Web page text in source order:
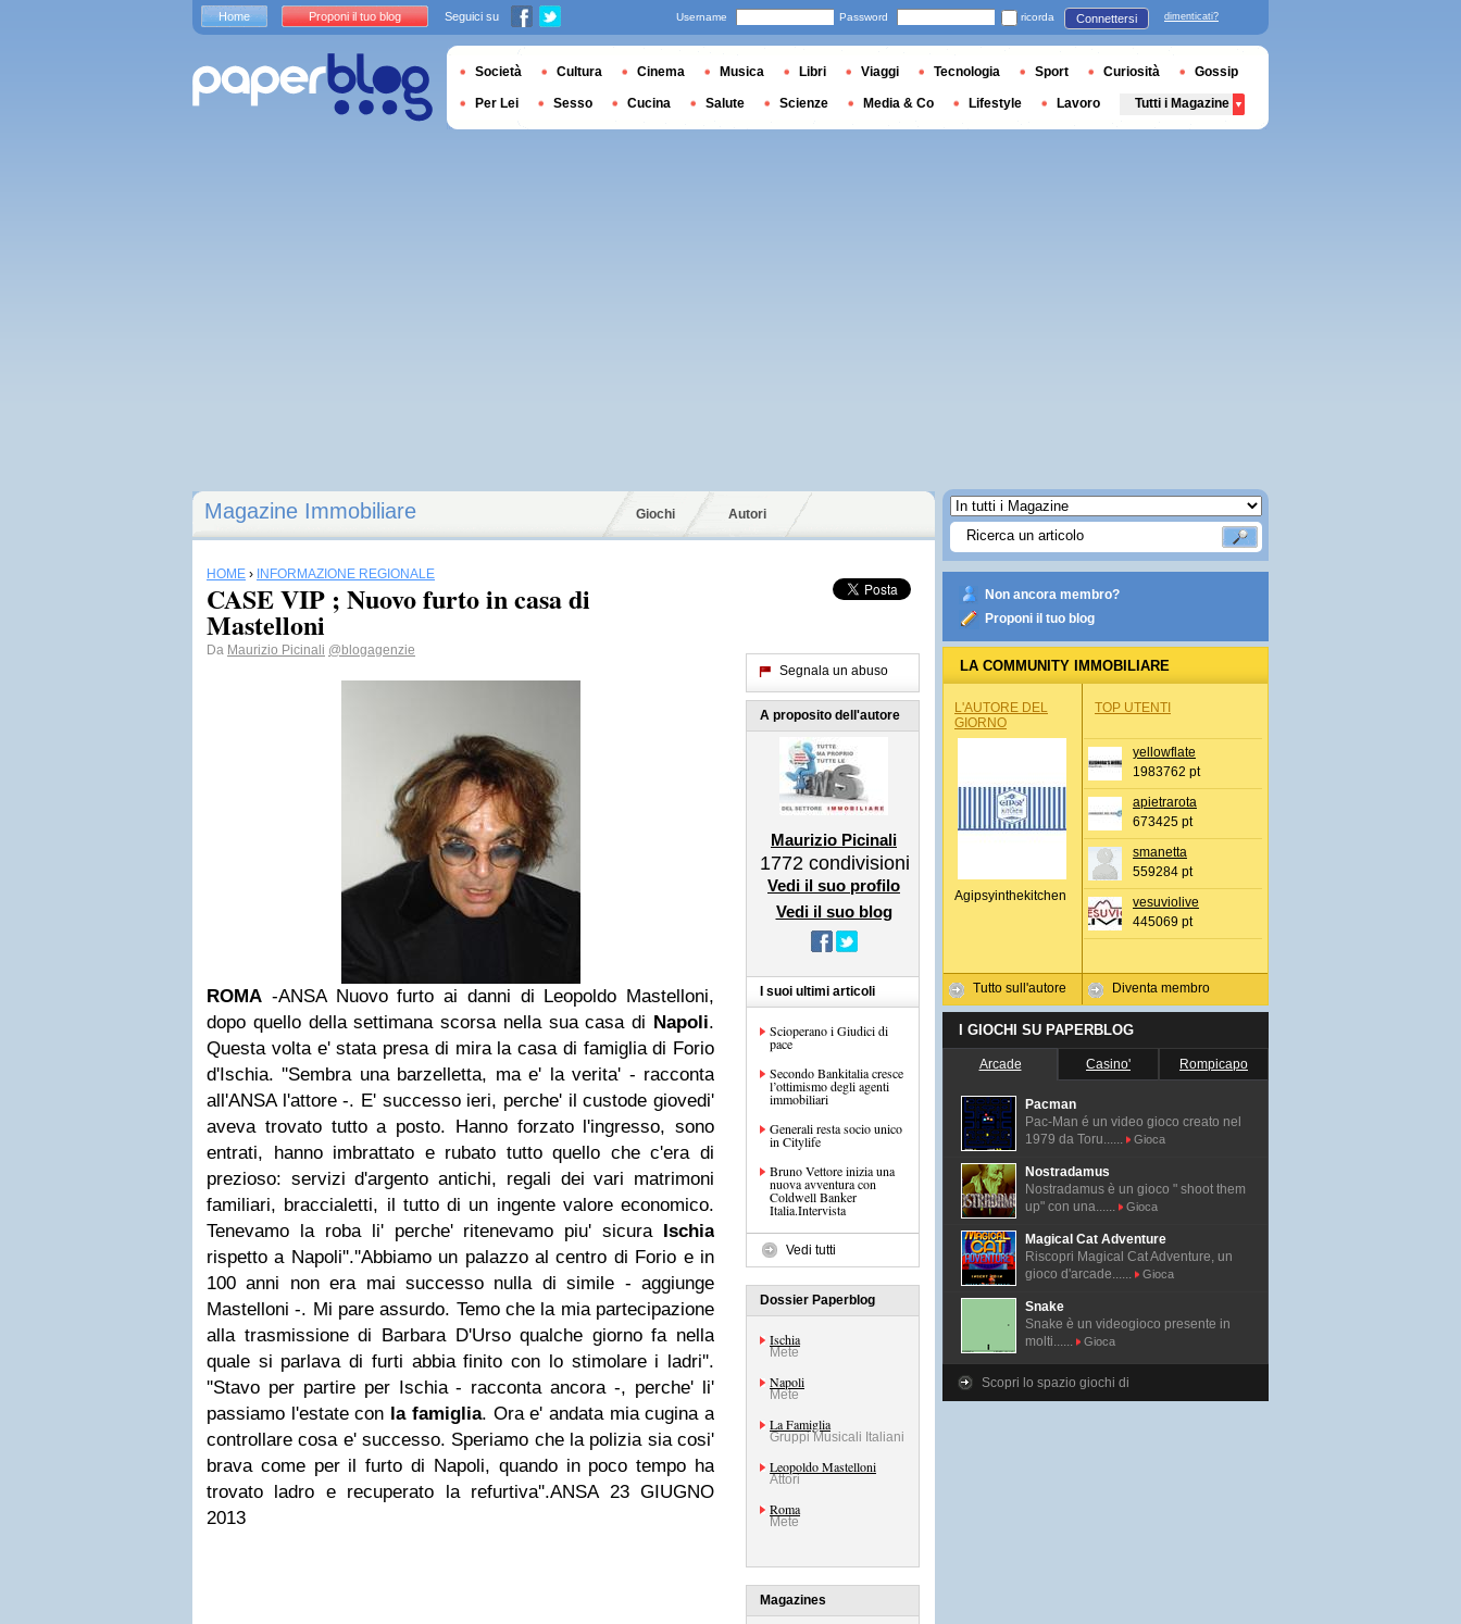
Magazine Immobiliare Giochi Autori
HOME › INFORMAZIONE REGIONALE
CASE VIP ; Nuovo furto in casa di
Mastelloni
Da Maurizio Picinali @blogagenzie
ROMA -ANSA Nuovo furto ai danni di Leopoldo Mastelloni,
dopo quello della settimana scorsa nella sua casa di Napoli.
Questa volta e' stata presa di mira la casa di famiglia di Forio
d'Ischia. ''Sembra una barzelletta, ma e' la verita' - racconta
all'ANSA l'attore -. E' successo ieri, perche' il custode giovedi'
aveva trovato tutto a posto. Hanno forzato l'ingresso, sono
entrati, hanno imbrattato e rubato tutto quello che c'era di
prezioso: servizi d'argento antichi, regali dei vari matrimoni
familiari, braccialetti, il tutto di un ingente valore economico.
Tenevamo la roba li' perche' ritenevamo piu' sicura Ischia
rispetto a Napoli''.''Abbiamo un palazzo al centro di Forio e in
100 anni non era mai successo nulla di simile - aggiunge
Mastelloni -. Mi pare assurdo. Temo che la mia partecipazione
alla trasmissione di Barbara D'Urso qualche giorno fa nella
quale si parlava di furti abbia finito con lo stimolare i ladri''.
''Stavo per partire per Ischia - racconta ancora -, perche' li'
passiamo l'estate con la famiglia. Ora e' andata mia cugina a
controllare cosa e' successo. Speriamo che la polizia sia cosi'
brava come per il furto di Napoli, quando in poco tempo ha
trovato ladro e recuperato la refurtiva''.ANSA 23 GIUGNO
2013
Segnala un abuso
A proposito dell'autore
Maurizio Picinali
1772 condivisioni
Vedi il suo profilo
Vedi il suo blog
I suoi ultimi articoli
Scioperano i Giudici di
pace
Secondo Bankitalia cresce
l’ottimismo degli agenti
immobiliari
Generali resta socio unico
in Citylife
Bruno Vettore inizia una
nuova avventura con
Coldwell Banker
Italia.Intervista
Vedi tutti
Dossier Paperblog
Ischia
Mete
Napoli
Mete
La Famiglia
Gruppi Musicali Italiani
Leopoldo Mastelloni
Attori
Roma
Mete
Magazines
Non ancora membro?
Proponi il tuo blog
LA COMMUNITY IMMOBILIARE
L'AUTORE DEL
GIORNO
Agipsyinthekitchen
Tutto sull'autore
TOP UTENTI
yellowflate
1983762 pt
apietrarota
673425 pt
smanetta
559284 pt
vesuviolive
445069 pt
Diventa membro
I GIOCHI SU PAPERBLOG
Arcade Casino' Rompicapo
Pacman
Pac-Man é un video gioco creato nel
1979 da Toru......
Gioca
Nostradamus
Nostradamus è un gioco " shoot them
up" con una......
Gioca
Magical Cat Adventure
Riscopri Magical Cat Adventure, un
gioco d'arcade......
Gioca
Snake
Snake è un videogioco presente in
molti......
Gioca
Scopri lo spazio giochi di
Home Proponi il tuo blog Seguici su Username Password ricorda Connettersi dimenticati?
Società Cultura Cinema Musica Libri Viaggi Tecnologia Sport Curiosità Gossip
Per Lei Sesso Cucina Salute Scienze Media & Co Lifestyle Lavoro Tutti i Magazine